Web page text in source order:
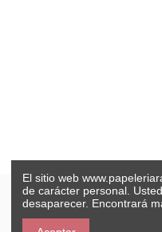
El sitio web
de carácter personal.
desaparecer. Encontrará